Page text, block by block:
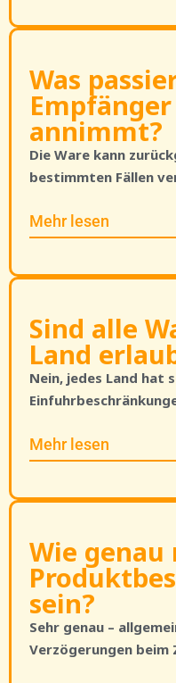
Was
annimmt?
Die Ware kann
bestimmten Fällen
Mehr lesen
Sind alle
Land
Nein, jedes Land hat
Mehr lesen
Wie genau
sein?
Sehr genau –
Verzögerungen beim